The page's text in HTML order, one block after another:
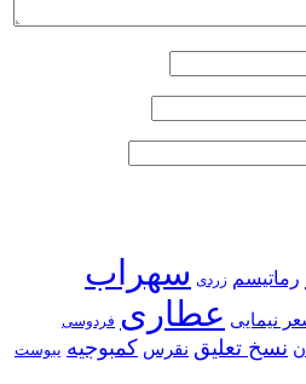
رماتیسم زردی سهراب
نیمایی عطاری فردوسی
نسخ تعلیق نقرس کمبوجیه یبوست